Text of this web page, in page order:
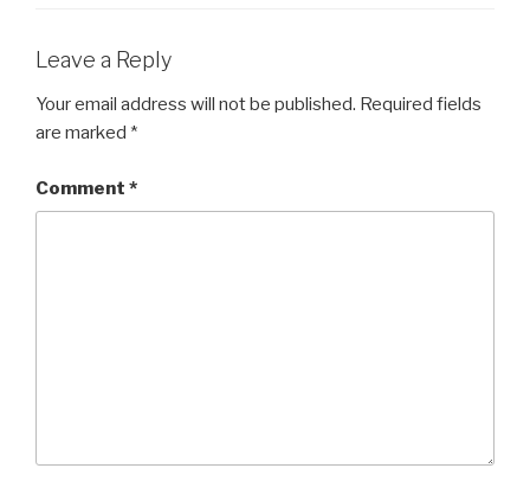
Leave a Reply
Your email address will not be published. Required fields
are marked *
Comment *